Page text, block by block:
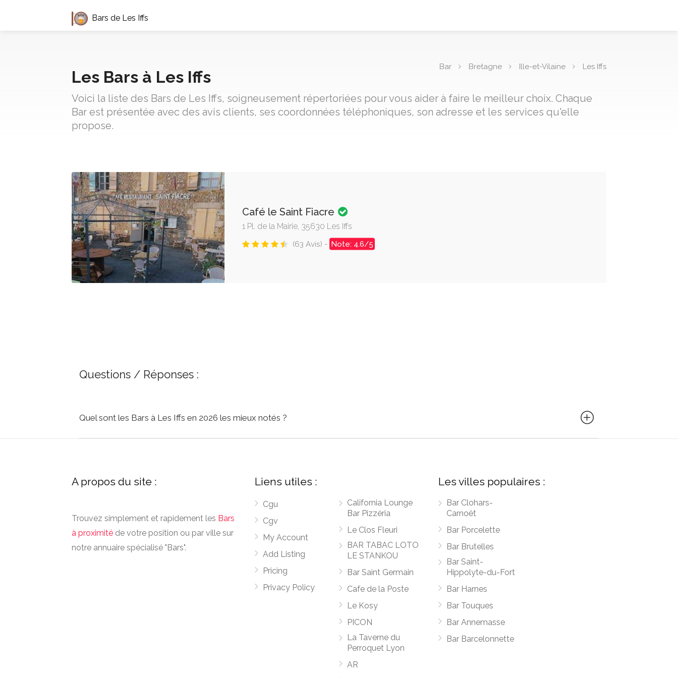
Bars de Les Iffs
Bar Bretagne Ille-et-Vilaine Les Iffs
Les Bars à Les Iffs
Voici la liste des Bars de Les Iffs, soigneusement répertoriées pour vous aider à faire le meilleur choix. Chaque
Bar est présentée avec des avis clients, ses coordonnées téléphoniques, son adresse et les services qu'elle
propose.
Café le Saint Fiacre
1 Pl. de la Mairie, 35630 Les Iffs
(63 Avis) - Note: 4.6/5
Questions / Réponses :
Quel sont les Bars à Les Iffs en 2026 les mieux notés ?
A propos du site :
Trouvez simplement et rapidement les Bars
à proximité de votre position ou par ville sur
notre annuaire spécialisé "Bars".
Liens utiles :
Cgu
Cgv
My Account
Add Listing
Pricing
Privacy Policy
California Lounge
Bar Pizzéria
Le Clos Fleuri
BAR TABAC LOTO
LE STANKOU
Bar Saint Germain
Cafe de la Poste
Le Kosy
PICON
La Taverne du
Perroquet Lyon
AR
Les villes populaires :
Bar Clohars-
Carnoët
Bar Porcelette
Bar Brutelles
Bar Saint-
Hippolyte-du-Fort
Bar Harnes
Bar Touques
Bar Annemasse
Bar Barcelonnette